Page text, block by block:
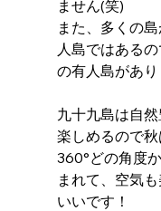
ません(笑)
また、多くの
人島ではある
の有人島があり
九十九島は自
楽しめるので秋
360°どの角度
まれて、空気
いいです！